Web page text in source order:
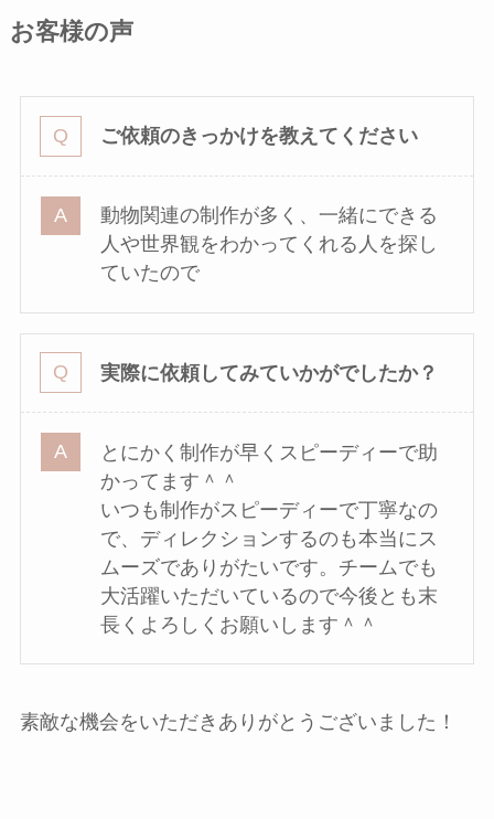
お客様の声
ご依頼のきっかけを教えてください
動物関連の制作が多く、一緒にできる
人や世界観をわかってくれる人を探し
ていたので
実際に依頼してみていかがでしたか？
とにかく制作が早くスピーディーで助
かってます＾＾
いつも制作がスピーディーで丁寧なの
で、ディレクションするのも本当にス
ムーズでありがたいです。チームでも
大活躍いただいているので今後とも末
長くよろしくお願いします＾＾
素敵な機会をいただきありがとうございました！